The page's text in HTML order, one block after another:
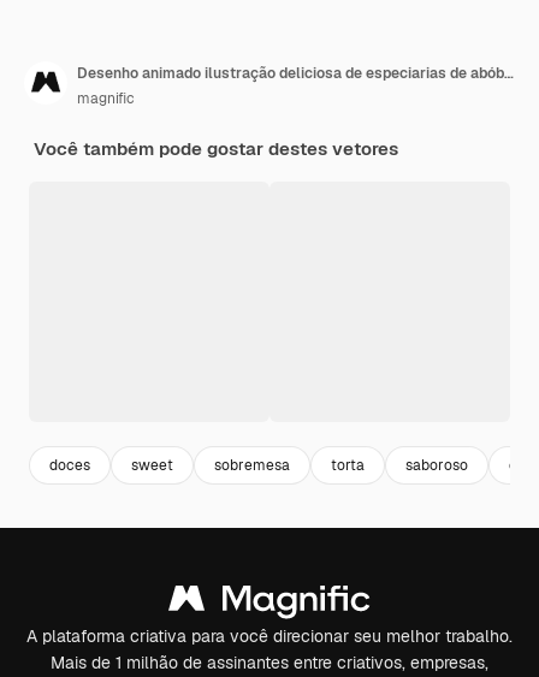
Desenho animado ilustração deliciosa de especiarias de abóbora
magnific
Você também pode gostar destes vetores
doces sweet sobremesa torta saboroso
A plataforma criativa para você direcionar seu melhor trabalho.
Mais de 1 milhão de assinantes entre criativos, empresas,